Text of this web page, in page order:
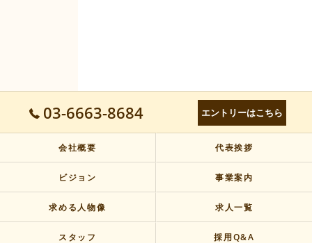
03-6663-8684 エントリーはこちら
会社概要 代表挨拶
ビジョン 事業案内
求める人物像 求人一覧
スタッフ 採用Q&A